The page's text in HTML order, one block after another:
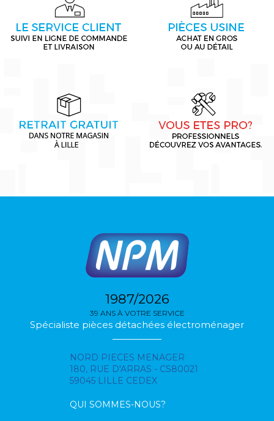
1987/2026
39 ANS À VOTRE SERVICE
Spécialiste pièces détachées électroménager
NORD PIECES MENAGER
180, RUE D'ARRAS - CS80021
59045 LILLE CEDEX
QUI SOMMES-NOUS?